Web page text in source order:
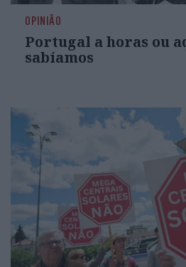
OPINIÃO
Portugal a horas ou
sabíamos